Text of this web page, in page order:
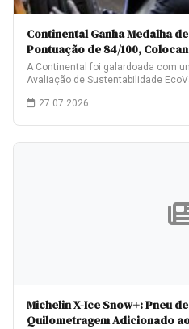
Continental Ganha Medalha
Pontuação de 84/100,
A Continental foi galardoada com
Avaliação de Sustentabilidade
27.07.2026
Michelin X-Ice Snow+: Pneu
Quilometragem Adicionado